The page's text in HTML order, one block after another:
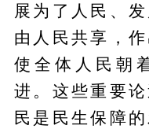
展为了人民、
由人民共享，
使全体人民朝
进。这些重要
民是民生保障